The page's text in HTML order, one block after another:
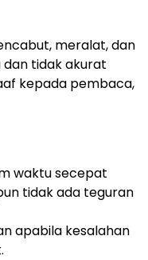
meralat, dan
tidak akurat
kepada pembaca,
waktu secepat
tidak ada teguran
apabila kesalahan